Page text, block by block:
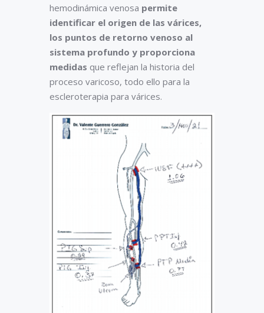
hemodinámica venosa permite
identificar el origen de las várices,
los puntos de retorno venoso al
sistema profundo y proporciona
medidas que reflejan la historia del
proceso varicoso, todo ello para la
escleroterapia para várices.